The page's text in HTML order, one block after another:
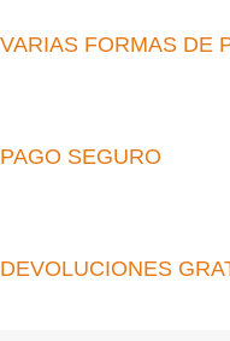
VARIAS FORMAS DE
PAGO SEGURO
DEVOLUCIONES